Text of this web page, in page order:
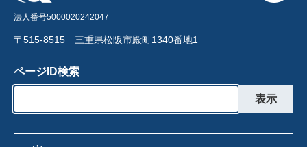
法人番号5000020242047
〒515-8515 三重県松阪市殿町1340番地1
ページID検索